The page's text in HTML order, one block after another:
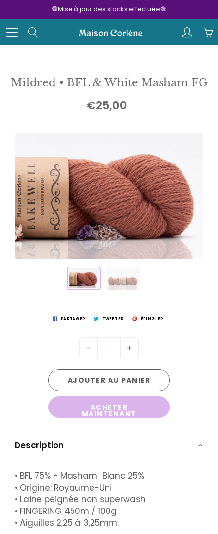
to
Content
🧶Mise à jour des stocks effectuée🧶
Mildred • BFL & White Masham FG
€25,00
PARTAGER TWEETER ÉPINGLER
- +
AJOUTER AU PANIER
ACHETER
MAINTENANT
Description
• BFL 75% - Masham Blanc 25%
• Origine: Royaume-Uni
• Laine peignée non superwash
• FINGERING 450m / 100g
• Aiguilles 2,25 à 3,25mm.